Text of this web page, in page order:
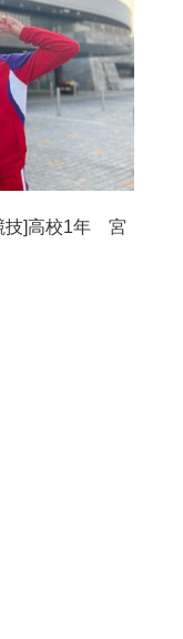
技]高校1年 宮